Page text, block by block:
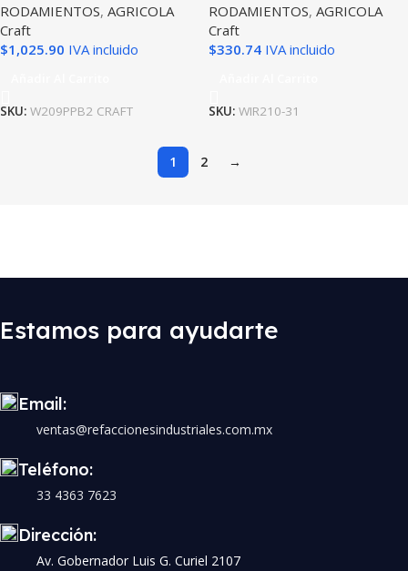
RODAMIENTOS, AGRICOLA
Craft
$1,025.90 IVA incluido
SKU: W209PPB2 CRAFT
RODAMIENTOS, AGRICOLA
Craft
$330.74 IVA incluido
SKU: WIR210-31
1 2 →
Estamos para ayudarte
Email:
ventas@refaccionesindustriales.com.mx
Teléfono:
33 4363 7623
Dirección:
Av. Gobernador Luis G. Curiel 2107